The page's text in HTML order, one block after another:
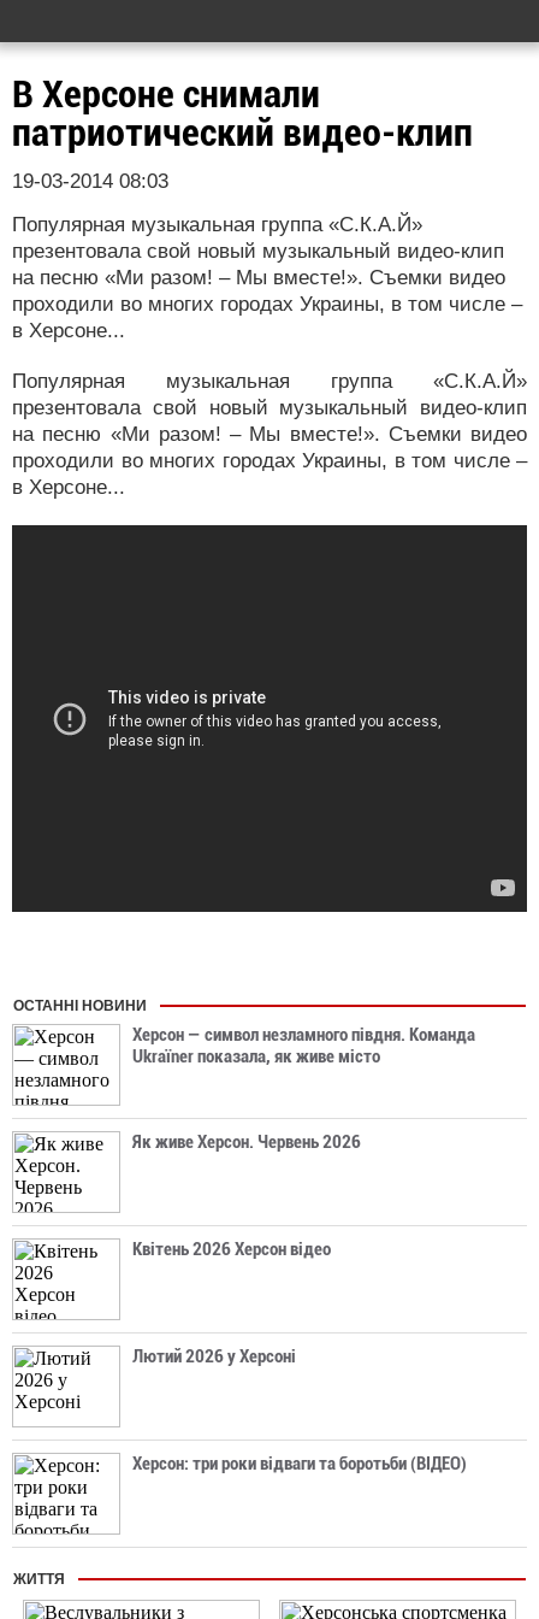
В Херсоне снимали
патриотический видео-клип
19-03-2014 08:03
Популярная музыкальная группа «С.К.А.Й»
презентовала свой новый музыкальный видео-клип
на песню «Ми разом! – Мы вместе!». Съемки видео
проходили во многих городах Украины, в том числе –
в Херсоне...
Популярная музыкальная группа «С.К.А.Й»
презентовала свой новый музыкальный видео-клип
на песню «Ми разом! – Мы вместе!». Съемки видео
проходили во многих городах Украины, в том числе –
в Херсоне...
ОСТАННІ НОВИНИ
Херсон — символ незламного півдня. Команда
Ukraїner показала, як живе місто
Як живе Херсон. Червень 2026
Квітень 2026 Херсон відео
Лютий 2026 у Херсоні
Херсон: три роки відваги та боротьби (ВІДЕО)
ЖИТТЯ